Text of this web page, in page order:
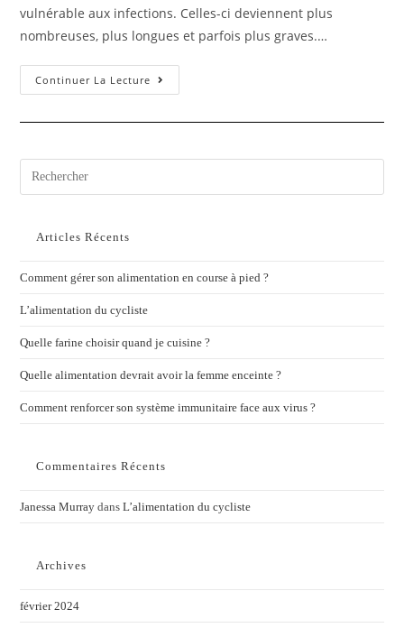
vulnérable aux infections. Celles-ci deviennent plus
nombreuses, plus longues et parfois plus graves.…
Continuer La Lecture
Articles Récents
Comment gérer son alimentation en course à pied ?
L’alimentation du cycliste
Quelle farine choisir quand je cuisine ?
Quelle alimentation devrait avoir la femme enceinte ?
Comment renforcer son système immunitaire face aux virus ?
Commentaires Récents
Janessa Murray dansL’alimentation du cycliste
Archives
février 2024